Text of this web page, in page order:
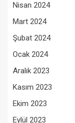
Nisan 2024
Mart 2024
Şubat 2024
Ocak 2024
Aralık 2023
Kasım 2023
Ekim 2023
Eylül 2023